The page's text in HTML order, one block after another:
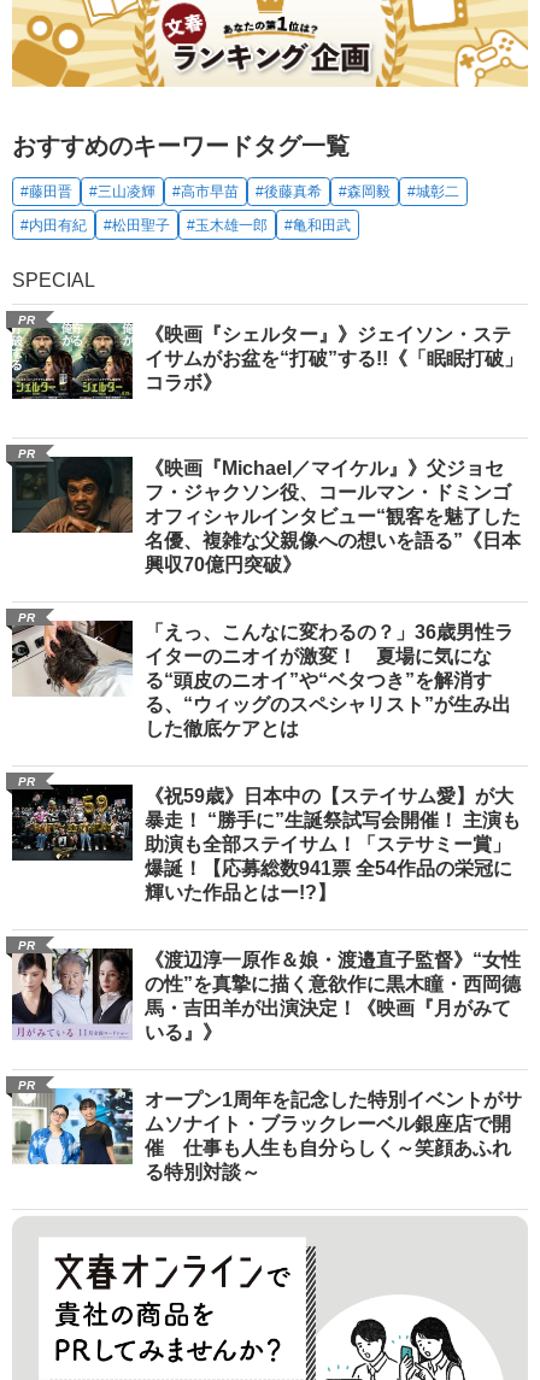
おすすめのキーワードタグ一覧
#藤田晋 #三山凌輝 #高市早苗 #後藤真希 #森岡毅
#城彰二
#内田有紀
#松田聖子 #玉木雄一郎 #亀和田武
SPECIAL
PR
《映画『シェルター』》ジェイソン・ステ
イサムがお盆を“打破”する!!《「眠眠打破」
コラボ》
PR
《映画『Michael／マイケル』》父ジョセ
フ・ジャクソン役、コールマン・ドミンゴ
オフィシャルインタビュー“観客を魅了した
名優、複雑な父親像への想いを語る”《日本
興収70億円突破》
PR
「えっ、こんなに変わるの？」36歳男性ラ
イターのニオイが激変！ 夏場に気にな
る“頭皮のニオイ”や“ベタつき”を解消す
る、“ウィッグのスペシャリスト”が生み出
した徹底ケアとは
PR
《祝59歳》日本中の【ステイサム愛】が大
暴走！ “勝手に”生誕祭試写会開催！ 主演も
助演も全部ステイサム！「ステサミー賞」
爆誕！【応募総数941票 全54作品の栄冠に
輝いた作品とはー!?】
PR
《渡辺淳一原作＆娘・渡邉直子監督》“女性
の性”を真摯に描く意欲作に黒木瞳・西岡德
馬・吉田羊が出演決定！《映画『月がみて
いる』》
PR
オープン1周年を記念した特別イベントがサ
ムソナイト・ブラックレーベル銀座店で開
催 仕事も人生も自分らしく～笑顔あふれ
る特別対談～